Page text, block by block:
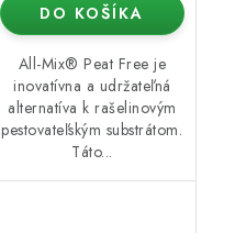
DO KOŠÍKA
All-Mix® Peat Free je
inovatívna a udržateľná
alternatíva k rašelinovým
pestovateľským substrátom.
Táto...